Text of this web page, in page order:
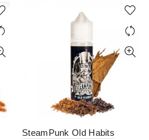
SteamPunk Old Habits